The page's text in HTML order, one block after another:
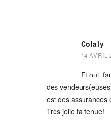
Colaly
14 AVRIL
Et oui,
des
est des assurances
Très jolie ta tenue!